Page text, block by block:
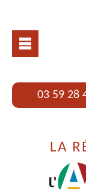
03 59 28
LA